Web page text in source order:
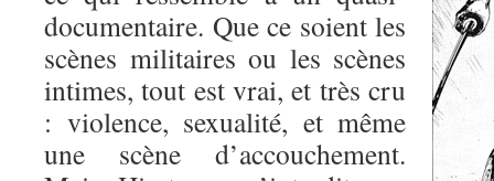
documentaire. Que ce soient les
scènes militaires ou les scènes
intimes, tout est vrai, et très cru
: violence, sexualité, et même
une scène d’accouchement.